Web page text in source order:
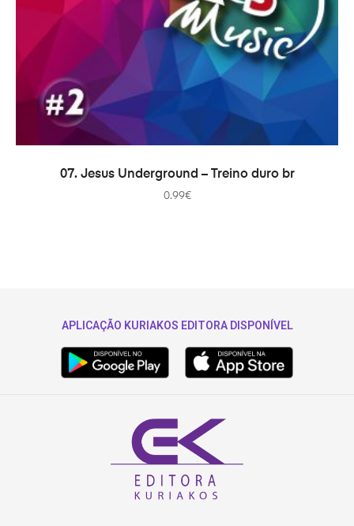
ADICIONAR
07. Jesus Underground – Treino duro br
0.99€
APLICAÇÃO KURIAKOS EDITORA DISPONÍVEL